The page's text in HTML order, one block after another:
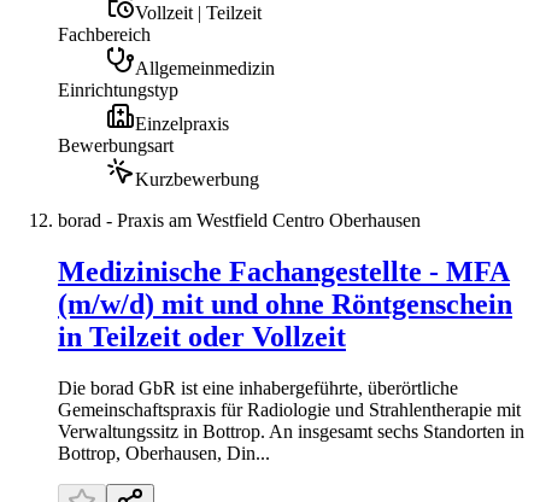
Vollzeit | Teilzeit
Fachbereich
Allgemeinmedizin
Einrichtungstyp
Einzelpraxis
Bewerbungsart
Kurzbewerbung
borad - Praxis am Westfield Centro Oberhausen
Medizinische Fachangestellte - MFA
(m/w/d) mit und ohne Röntgenschein
in Teilzeit oder Vollzeit
Die borad GbR ist eine inhabergeführte, überörtliche
Gemeinschaftspraxis für Radiologie und Strahlentherapie mit
Verwaltungssitz in Bottrop. An insgesamt sechs Standorten in
Bottrop, Oberhausen, Din...